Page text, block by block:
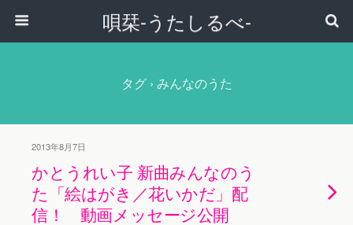
唄栞-うたしるべ-
タグ › みんなのうた
2013年8月7日
かとうれい子 新曲みんなのう
た「絵はがき／花いかだ」配
信！ 動画メッセージ公開